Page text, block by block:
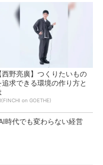
西野亮廣】つくりたいもの
追求できる環境の作り方と
on GOETHE)
時代でも変わらない経営